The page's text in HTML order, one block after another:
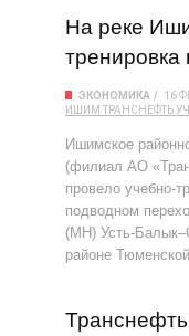
На реке
тренировка
ЭКОНОМИКА
16
ИШИМ ТРАНСНЕФТЬ
Ишимское
(филиал АО
провело учебно-
подводном
(МН) Усть-
районе